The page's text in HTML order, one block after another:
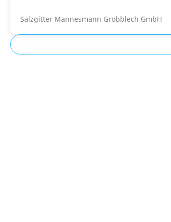
Salzgitter Mannesmann Grobblech GmbH